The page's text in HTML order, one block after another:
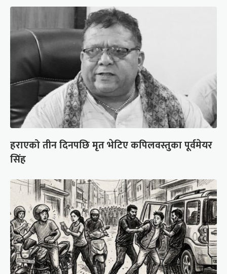
हराएको तीन दिनपछि मृत भेटिए कपिलवस्तुका पूर्वमेयर
सिंह